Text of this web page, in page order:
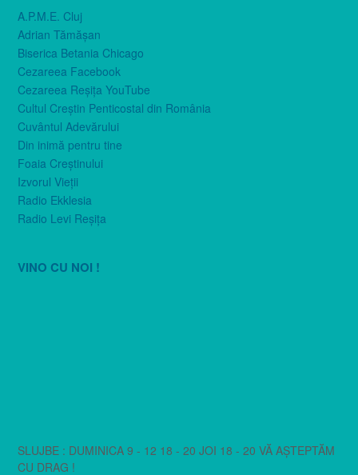
A.P.M.E. Cluj
Adrian Tămăşan
Biserica Betania Chicago
Cezareea Facebook
Cezareea Reşiţa YouTube
Cultul Creştin Penticostal din România
Cuvântul Adevărului
Din inimă pentru tine
Foaia Creştinului
Izvorul Vieţii
Radio Ekklesia
Radio Levi Reşiţa
VINO CU NOI !
SLUJBE : DUMINICA 9 - 12 18 - 20 JOI 18 - 20 VĂ AȘTEPTĂM
CU DRAG !